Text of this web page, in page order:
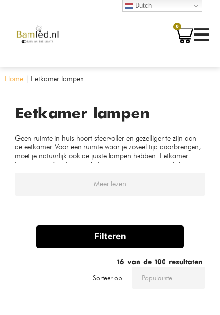
0
Home | Eetkamer lampen
Eetkamer lampen
Geen ruimte in huis hoort sfeervoller en gezelliger te zijn dan
de eetkamer. Voor een ruimte waar je zoveel tijd doorbrengen,
moet je natuurlijk ook de juiste lampen hebben. Eetkamer
lampen van Bamled zijn de lampen waar je naar zoekt!
Meer lezen
Filteren
16 van de 100 resultaten
Sorteer op
Dutch